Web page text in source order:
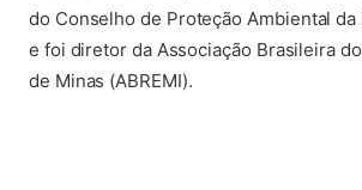
do Conselho de Proteção Ambiental da
e foi diretor da Associação Brasileira
de Minas (ABREMI).